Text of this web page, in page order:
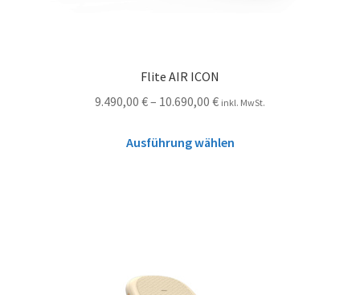
Flite AIR ICON
9.490,00 €– 10.690,00 € inkl. MwSt.
Ausführung wählen